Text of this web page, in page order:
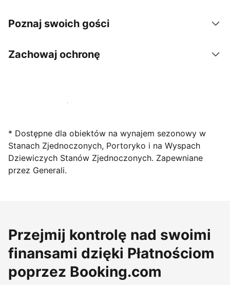
Poznaj swoich gości
Zachowaj ochronę
Zarejestruj obiekt już dziś
* Dostępne dla obiektów na wynajem sezonowy w
Stanach Zjednoczonych, Portoryko i na Wyspach
Dziewiczych Stanów Zjednoczonych. Zapewniane
przez Generali.
Przejmij kontrolę nad swoimi
finansami dzięki Płatnościom
poprzez Booking.com